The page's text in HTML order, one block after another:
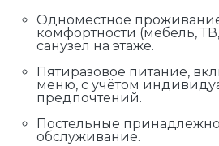
Одноместное
комфортности (мебель,
санузел на этаже.
Пятиразовое питание,
меню, с учётом
предпочтений.
Постельные
обслуживание.